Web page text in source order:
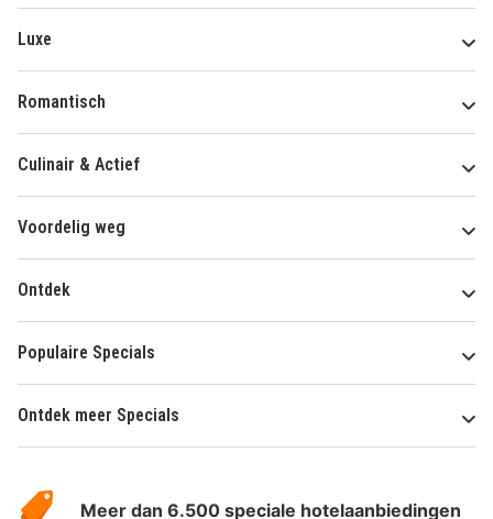
Luxe
Romantisch
Culinair & Actief
Voordelig weg
Ontdek
Populaire Specials
Ontdek meer Specials
HotelSpecials
Meer dan 6.500 speciale hotelaanbiedingen